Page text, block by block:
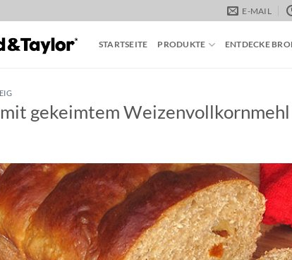
E-MAIL
STARTSEITE PRODUKTE ENTDECKE
gekeimtem Weizenvollkornmehl